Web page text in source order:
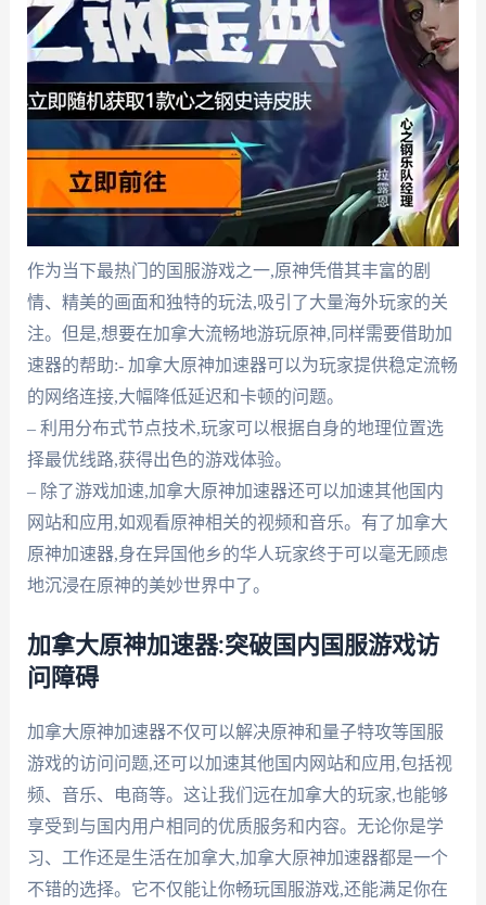
作为当下最热门的国服游戏之一,原神凭借其丰富的剧
情、精美的画面和独特的玩法,吸引了大量海外玩家的关
注。但是,想要在加拿大流畅地游玩原神,同样需要借助加
速器的帮助:- 加拿大原神加速器可以为玩家提供稳定流畅
的网络连接,大幅降低延迟和卡顿的问题。
– 利用分布式节点技术,玩家可以根据自身的地理位置选
择最优线路,获得出色的游戏体验。
– 除了游戏加速,加拿大原神加速器还可以加速其他国内
网站和应用,如观看原神相关的视频和音乐。有了加拿大
原神加速器,身在异国他乡的华人玩家终于可以毫无顾虑
地沉浸在原神的美妙世界中了。
加拿大原神加速器:突破国内国服游戏访
问障碍
加拿大原神加速器不仅可以解决原神和量子特攻等国服
游戏的访问问题,还可以加速其他国内网站和应用,包括视
频、音乐、电商等。这让我们远在加拿大的玩家,也能够
享受到与国内用户相同的优质服务和内容。无论你是学
习、工作还是生活在加拿大,加拿大原神加速器都是一个
不错的选择。它不仅能让你畅玩国服游戏,还能满足你在